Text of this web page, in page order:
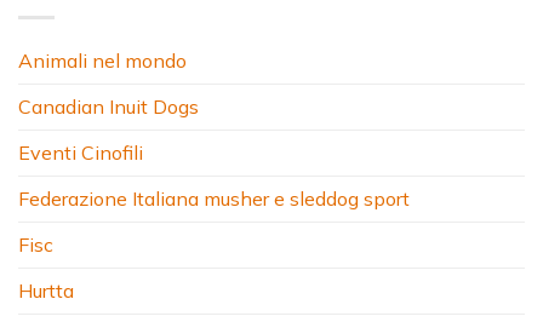
Animali nel mondo
Canadian Inuit Dogs
Eventi Cinofili
Federazione Italiana musher e sleddog sport
Fisc
Hurtta